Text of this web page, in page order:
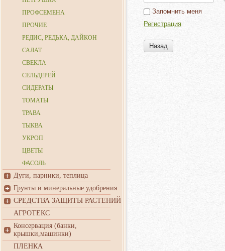
ПРОФСЕМЕНА
ПРОЧИЕ
РЕДИС, РЕДЬКА, ДАЙКОН
САЛАТ
СВЕКЛА
СЕЛЬДЕРЕЙ
СИДЕРАТЫ
ТОМАТЫ
ТРАВА
ТЫКВА
УКРОП
ЦВЕТЫ
ФАСОЛЬ
Дуги, парники, теплица
Грунты и минеральные удобрения
СРЕДСТВА ЗАЩИТЫ РАСТЕНИЙ
АГРОТЕКС
Консервация (банки,
крышки,машинки)
ПЛЕНКА
Запомнить меня
Регистрация
Назад